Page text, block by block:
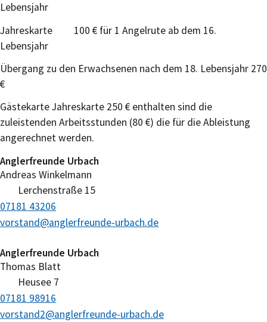
Lebensjahr
Jahreskarte 100 € für 1 Angelrute ab dem 16.
Lebensjahr
Übergang zu den Erwachsenen nach dem 18. Lebensjahr 270
€
Gästekarte Jahreskarte 250 € enthalten sind die
zuleistenden Arbeitsstunden (80 €) die für die Ableistung
angerechnet werden.
Andreas Winkelmann
Anglerfreunde Urbach
Lerchenstraße 15
vorstand@anglerfreunde-urbach.de
07181 43206
Thomas Blatt
Anglerfreunde Urbach
Heusee 7
vorstand2@anglerfreunde-urbach.de
07181 98916